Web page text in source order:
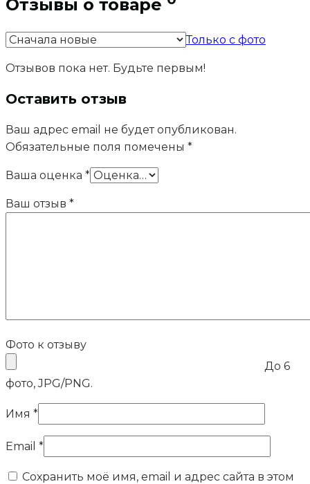
Отзывы о товаре
Только с фото
Отзывов пока нет. Будьте первым!
Оставить отзыв
Ваш адрес email не будет опубликован.
Обязательные поля помечены *
Ваша оценка *
Ваш отзыв *
Фото к отзыву
До 6
фото, JPG/PNG.
Имя *
Email *
Сохранить моё имя, email и адрес сайта в этом